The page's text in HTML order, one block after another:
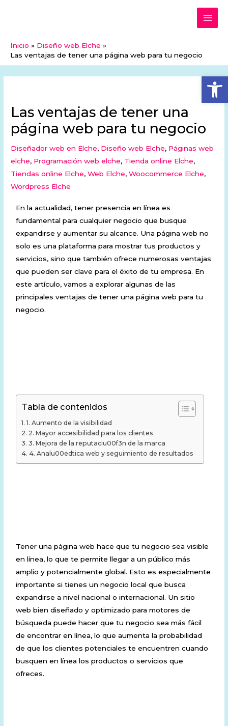
Inicio
Diseño web Elche
Las ventajas de tener una página web para tu negocio
Las ventajas de tener una
página web para tu negocio
Diseñador web en Elche, Diseño web Elche, Páginas web
elche, Programación web elche, Tienda online Elche,
Tiendas online Elche,Web Elche,Woocommerce Elche,
Wordpress Elche
En la actualidad, tener presencia en línea es
fundamental para cualquier negocio que busque
expandirse y aumentar su alcance. Una página web no
solo es una plataforma para mostrar tus productos y
servicios, sino que también ofrece numerosas ventajas
que pueden ser clave para el éxito de tu empresa. En
este artículo, vamos a explorar algunas de las
principales ventajas de tener una página web para tu
negocio.
Tabla de contenidos
1. Aumento de la visibilidad
2. Mayor accesibilidad para los clientes
3. Mejora de la reputaciu00f3n de la marca
4. Analu00edtica web y seguimiento de resultados
Tener una página web hace que tu negocio sea visible
en línea, lo que te permite llegar a un público más
amplio y potencialmente global. Esto es especialmente
importante si tienes un negocio local que busca
expandirse a nivel nacional o internacional. Un sitio
web bien diseñado y optimizado para motores de
búsqueda puede hacer que tu negocio sea más fácil
de encontrar en línea, lo que aumenta la probabilidad
de que los clientes potenciales te encuentren cuando
busquen en línea los productos o servicios que
ofreces.